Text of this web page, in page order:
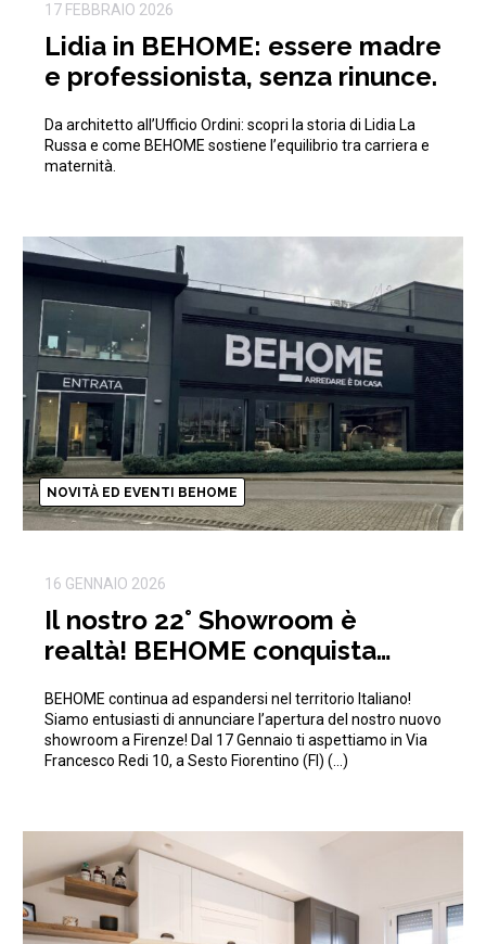
17 FEBBRAIO 2026
Lidia in BEHOME: essere madre
e professionista, senza rinunce.
Da architetto all’Ufficio Ordini: scopri la storia di Lidia La
Russa e come BEHOME sostiene l’equilibrio tra carriera e
maternità.
NOVITÀ ED EVENTI BEHOME
16 GENNAIO 2026
Il nostro 22° Showroom è
realtà! BEHOME conquista
BEHOME continua ad espandersi nel territorio Italiano!
Siamo entusiasti di annunciare l’apertura del nostro nuovo
showroom a Firenze! Dal 17 Gennaio ti aspettiamo in Via
Francesco Redi 10, a Sesto Fiorentino (FI) (…)